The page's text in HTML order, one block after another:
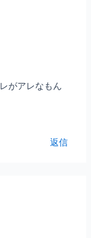
がアレなもん
返信